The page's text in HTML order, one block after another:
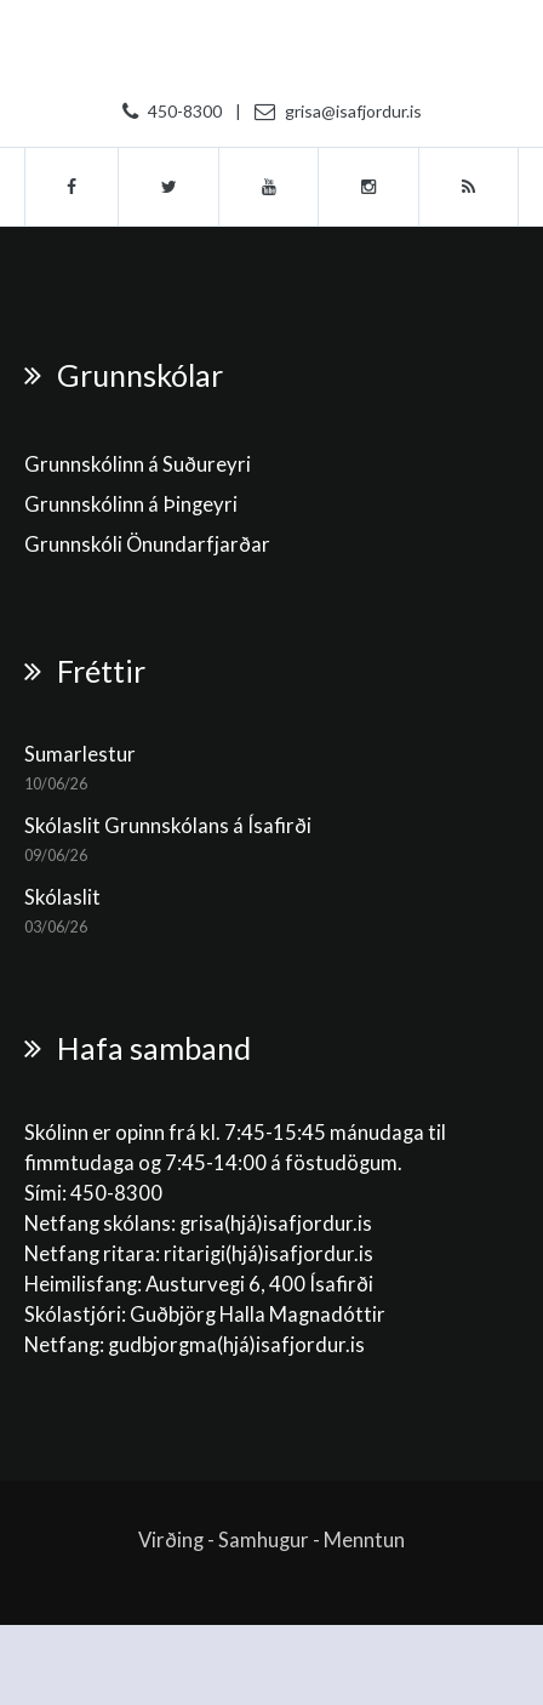
450-8300 | grisa@isafjordur.is
Grunnskólar
Grunnskólinn á Suðureyri
Grunnskólinn á Þingeyri
Grunnskóli Önundarfjarðar
Fréttir
Sumarlestur
10/06/26
Skólaslit Grunnskólans á Ísafirði
09/06/26
Skólaslit
03/06/26
Hafa samband
Skólinn er opinn frá kl. 7:45-15:45 mánudaga til
fimmtudaga og 7:45-14:00 á föstudögum.
Sími: 450-8300
Netfang skólans: grisa(hjá)isafjordur.is
Netfang ritara: ritarigi(hjá)isafjordur.is
Heimilisfang: Austurvegi 6, 400 Ísafirði
Skólastjóri: Guðbjörg Halla Magnadóttir
Netfang: gudbjorgma(hjá)isafjordur.is
Virðing - Samhugur - Menntun